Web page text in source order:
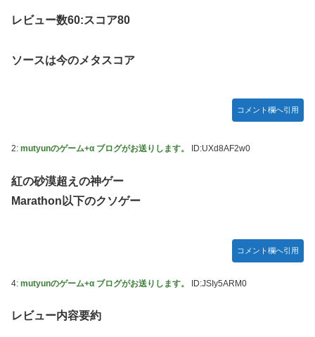
チンチクリンに見えてしまう
たと判明ｗｗｗｗｗｗｗｗｗ
【動画】タイのティパンコーン王子が日本人女性とデート
「ドラクエ11」攻略感想(54/クリア後)マルティナの「しん
たー！
私の彼に裏表がなさすぎる 第3話
【悲報】ハンターハンター連載再開の様子、全くないｗｗｗ
だ米が売れず「損切り祭り」開幕へ
感じていた」→時事通信タイトル「パン...
いう批判は害悪。障害者に関わると損をするのは事実。」
高市政権に媚びて偏向報道まみれの産経新聞、コスト上昇に
耐えられず東北6県撤退を発表
レビュー数60:スコア80
ソースは今のメタスコア
コメント欄へ引用
2: mutyunのゲーム+α ブログがお送りします。 ID:UXd8AF2w0
紅の砂漠超えの神ゲー
Marathon以下のクソゲー
コメント欄へ引用
4: mutyunのゲーム+α ブログがお送りします。 ID:JSIy5ARM0
レビュー内容要約